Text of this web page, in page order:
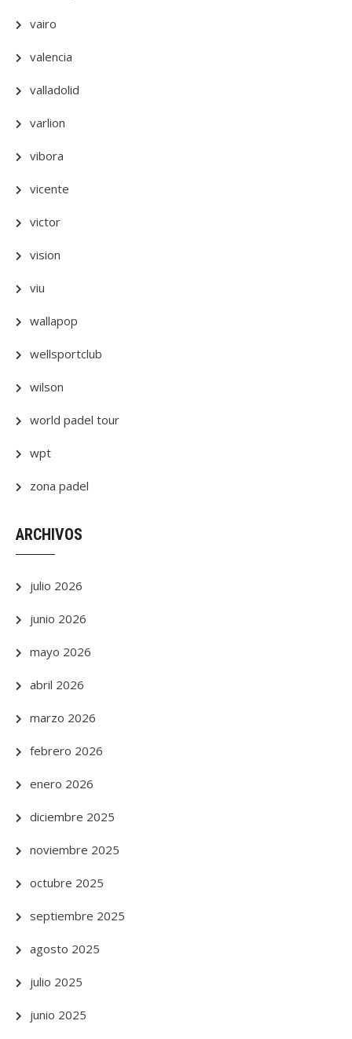
vairo
valencia
valladolid
varlion
vibora
vicente
victor
vision
viu
wallapop
wellsportclub
wilson
world padel tour
wpt
zona padel
ARCHIVOS
julio 2026
junio 2026
mayo 2026
abril 2026
marzo 2026
febrero 2026
enero 2026
diciembre 2025
noviembre 2025
octubre 2025
septiembre 2025
agosto 2025
julio 2025
junio 2025